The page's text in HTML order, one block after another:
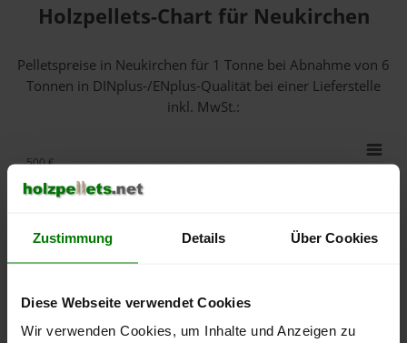
Zustimmung Details Über Cookies
Diese Webseite verwendet Cookies
Wir verwenden Cookies, um Inhalte und Anzeigen zu
Holzpellets-Chart für Neukirchen
Pelletspreise in Neukirchen für 1 Tonne bei Abnahmevon 6
Tonnen in DINplus-/ENplus-Qualität bei einer Lieferstelle
inkl. MwSt.:
400 €
500 €